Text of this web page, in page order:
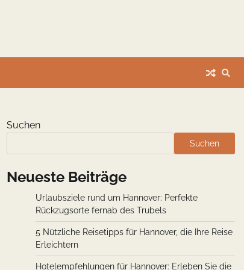
Suchen
Suchen
Neueste Beiträge
Urlaubsziele rund um Hannover: Perfekte
Rückzugsorte fernab des Trubels
5 Nützliche Reisetipps für Hannover, die Ihre Reise
Erleichtern
Hotelempfehlungen für Hannover: Erleben Sie die